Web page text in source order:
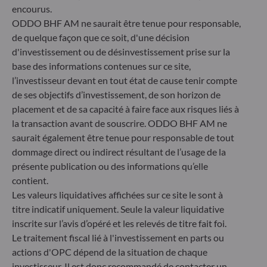
Herzogstraße 15
40217 Düsseldorf
Allemagne
+49 (0) 211 239 24 01
Gallusanlage 8
60329 Frankfurt am Main
Allemagne
+49 (0) 69 920 50 0
Société de Gestion de Portefeuille agréée par la
Bundesanstalt für Finanzdienstleistungsaufsicht (« BaFin »)
Enregistrement commercial : HRB 11971 tribunal local de
Düsseldorf
ODDO BHF Asset Management LUX
6, rue Gabriel Lippmann
L-5365 Munsbach
Luxembourg
encourus.
ODDO BHF AM ne saurait être tenue pour responsable,
de quelque façon que ce soit, d'une décision
d'investissement ou de désinvestissement prise sur la
base des informations contenues sur ce site,
l’investisseur devant en tout état de cause tenir compte
de ses objectifs d’investissement, de son horizon de
placement et de sa capacité à faire face aux risques liés à
la transaction avant de souscrire. ODDO BHF AM ne
saurait également être tenue pour responsable de tout
dommage direct ou indirect résultant de l’usage de la
présente publication ou des informations qu’elle
contient.
Les valeurs liquidatives affichées sur ce site le sont à
titre indicatif uniquement. Seule la valeur liquidative
inscrite sur l’avis d’opéré et les relevés de titre fait foi.
Le traitement fiscal lié à l'investissement en parts ou
actions d'OPC dépend de la situation de chaque